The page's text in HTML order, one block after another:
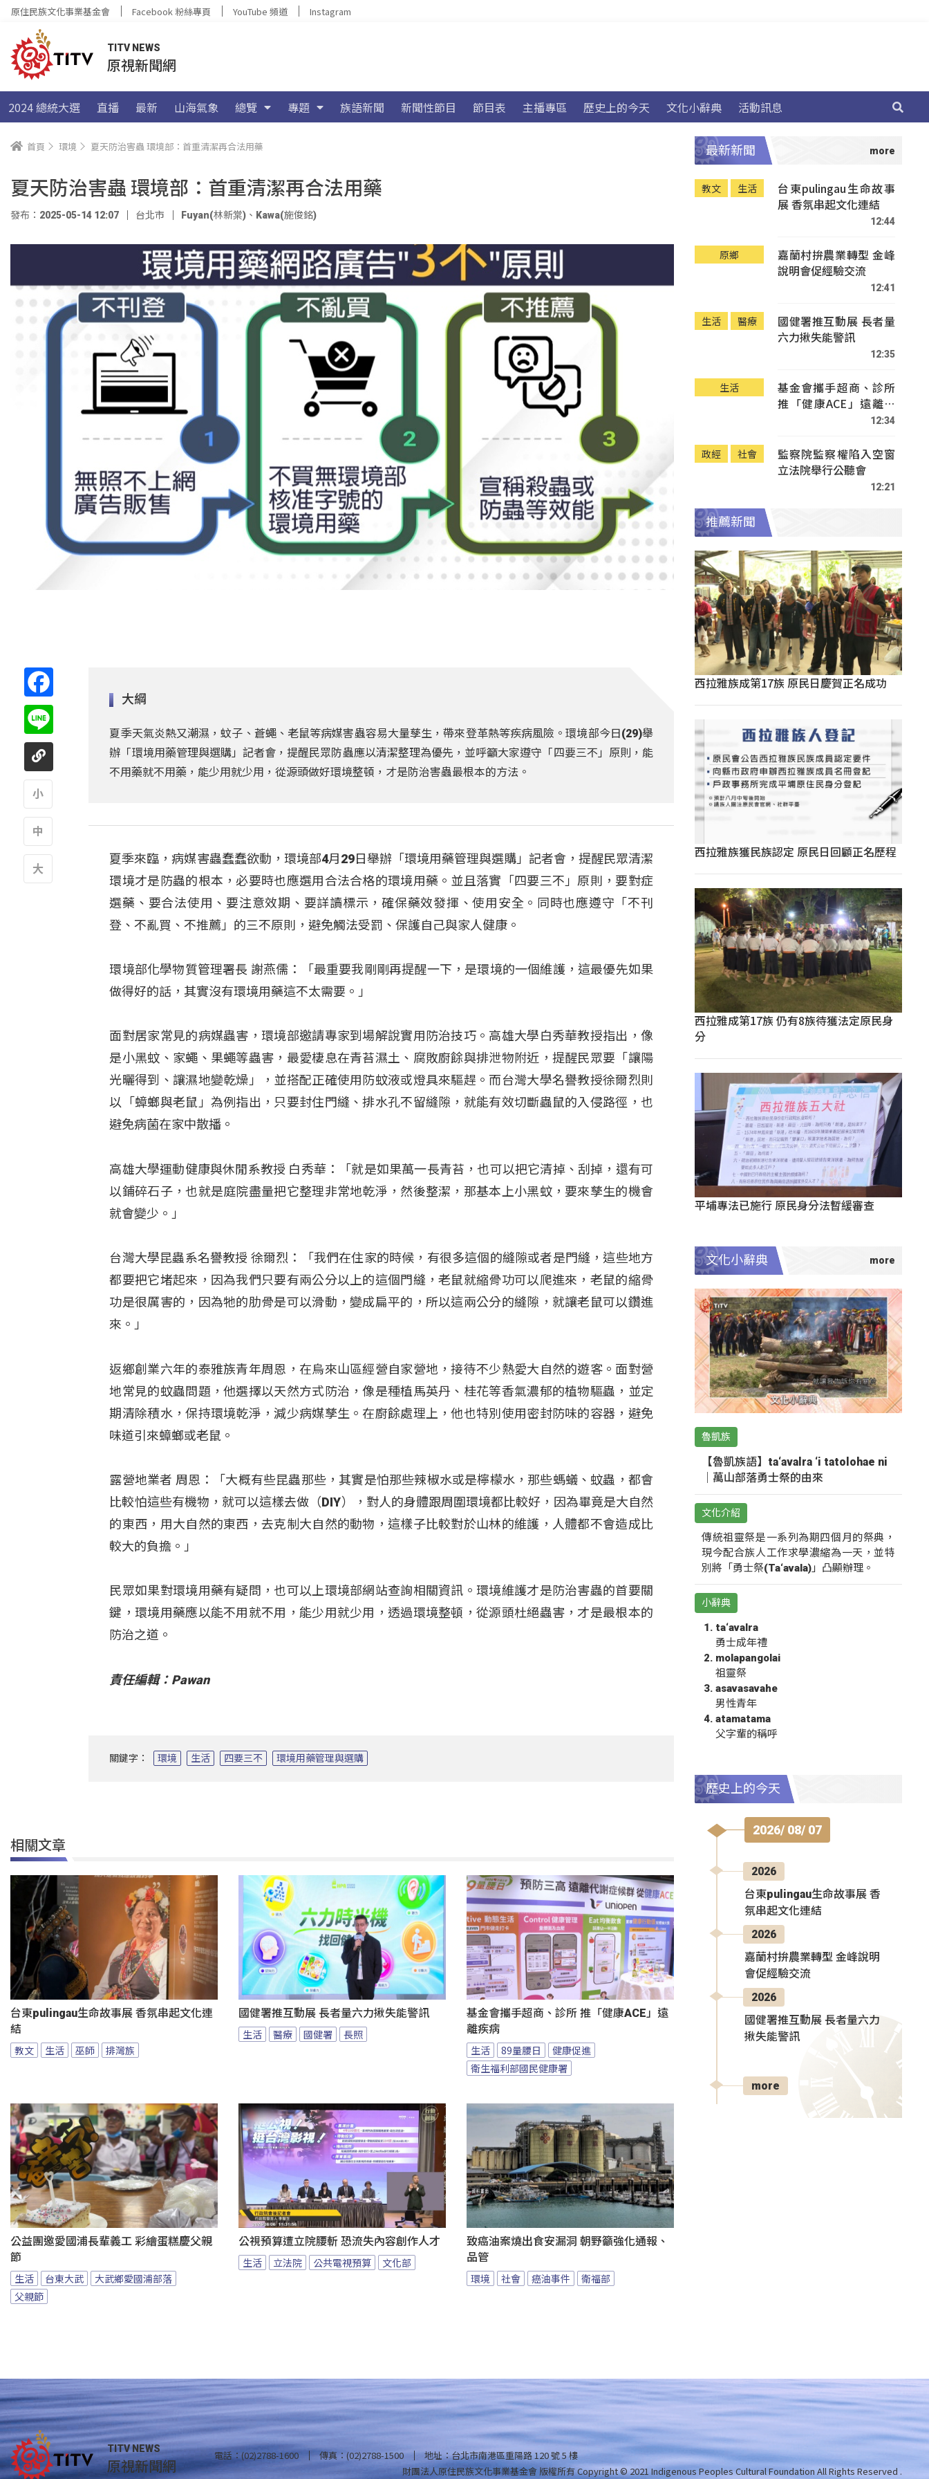
原住民族文化事業基金會 Facebook 粉絲專頁 YouTube 頻道 Instagram
TITV NEWS
原視新聞網
2024 總統大選 直播 最新 山海氣象 總覽 專題 族語新聞 新聞性節目 節目表 主播專區 歷史上的今天 文化小辭典 活動訊息
首頁 環境 夏天防治害蟲 環境部：首重清潔再合法用藥
夏天防治害蟲 環境部：首重清潔再合法用藥
發布：2025-05-14 12:07 台北市 Fuyan(林新棠) 、 Kawa(施俊銘)
大綱
夏季天氣炎熱又潮濕，蚊子、蒼蠅、老鼠等病媒害蟲容易大量孳生，帶來登革熱等疾病風險。環境部今日(29)舉
辦「環境用藥管理與選購」記者會，提醒民眾防蟲應以清潔整理為優先，並呼籲大家遵守「四要三不」原則，能
不用藥就不用藥，能少用就少用，從源頭做好環境整頓，才是防治害蟲最根本的方法。
夏季來臨，病媒害蟲蠢蠢欲動，環境部4月29日舉辦「環境用藥管理與選購」記者會，提醒民眾清潔
環境才是防蟲的根本，必要時也應選用合法合格的環境用藥。並且落實「四要三不」原則，要對症
選藥、要合法使用、要注意效期、要詳讀標示，確保藥效發揮、使用安全。同時也應遵守「不刊
登、不亂買、不推薦」的三不原則，避免觸法受罰、保護自己與家人健康。
環境部化學物質管理署長 謝燕儒：「最重要我剛剛再提醒一下，是環境的一個維護，這最優先如果
做得好的話，其實沒有環境用藥這不太需要。」
面對居家常見的病媒蟲害，環境部邀請專家到場解說實用防治技巧。高雄大學白秀華教授指出，像
是小黑蚊、家蠅、果蠅等蟲害，最愛棲息在青苔濕土、腐敗廚餘與排泄物附近，提醒民眾要「讓陽
光曬得到、讓濕地變乾燥」，並搭配正確使用防蚊液或燈具來驅趕。而台灣大學名譽教授徐爾烈則
以「蟑螂與老鼠」為例指出，只要封住門縫、排水孔不留縫隙，就能有效切斷蟲鼠的入侵路徑，也
避免病菌在家中散播。
高雄大學運動健康與休閒系教授 白秀華：「就是如果萬一長青苔，也可以把它清掉、刮掉，還有可
以鋪碎石子，也就是庭院盡量把它整理非常地乾淨，然後整潔，那基本上小黑蚊，要來孳生的機會
就會變少。」
台灣大學昆蟲系名譽教授 徐爾烈：「我們在住家的時候，有很多這個的縫隙或者是門縫，這些地方
都要把它堵起來，因為我們只要有兩公分以上的這個門縫，老鼠就縮骨功可以爬進來，老鼠的縮骨
功是很厲害的，因為牠的肋骨是可以滑動，變成扁平的，所以這兩公分的縫隙，就讓老鼠可以鑽進
來。」
返鄉創業六年的泰雅族青年周恩，在烏來山區經營自家營地，接待不少熱愛大自然的遊客。面對營
地常見的蚊蟲問題，他選擇以天然方式防治，像是種植馬英丹、桂花等香氣濃郁的植物驅蟲，並定
期清除積水，保持環境乾淨，減少病媒孳生。在廚餘處理上，他也特別使用密封防味的容器，避免
味道引來蟑螂或老鼠。
露營地業者 周恩：「大概有些昆蟲那些，其實是怕那些辣椒水或是檸檬水，那些螞蟻、蚊蟲，都會
比較怕這些有機物，就可以這樣去做（DIY），對人的身體跟周圍環境都比較好，因為畢竟是大自然
的東西，用大自然的東西，去克制大自然的動物，這樣子比較對於山林的維護，人體都不會造成比
較大的負擔。」
民眾如果對環境用藥有疑問，也可以上環境部網站查詢相關資訊。環境維護才是防治害蟲的首要關
鍵，環境用藥應以能不用就不用，能少用就少用，透過環境整頓，從源頭杜絕蟲害，才是最根本的
防治之道。
責任編輯：Pawan
關鍵字： 環境 生活 四要三不 環境用藥管理與選購
相關文章
台東pulingau生命故事展 香氛串起文化連
結
教文 生活 巫師 排灣族
國健署推互動展 長者量六力揪失能警訊
生活 醫療 國健署 長照
基金會攜手超商、診所 推「健康ACE」遠
離疾病
生活 89量腰日
健康促進
衛生福利部國民健康署
公益團邀愛國浦長輩義工 彩繪蛋糕慶父親
節
生活 台東大武
大武鄉愛國浦部落
父親節
公視預算遭立院腰斬 恐流失內容創作人才
生活 立法院 公共電視預算 文化部
致癌油案燒出食安漏洞 朝野籲強化通報、
品管
環境 社會 癌油事件 衛福部
最新新聞
教文 生活
台東pulingau生命故事
展 香氛串起文化連結
12:44
原鄉
嘉蘭村拚農業轉型 金峰
說明會促經驗交流
12:41
生活 醫療
國健署推互動展 長者量
六力揪失能警訊
12:35
生活
基金會攜手超商、診所
推「健康ACE」遠離疾
12:34
政經 社會
監察院監察權陷入空窗
立法院舉行公聽會
12:21
推薦新聞
西拉雅族成第17族 原民日慶賀正名成功
西拉雅族獲民族認定 原民日回顧正名歷程
西拉雅成第17族 仍有8族待獲法定原民身
分
平埔專法已施行 原民身分法暫緩審查
文化小辭典
魯凱族
【魯凱族語】ta‘avalra ‘i tatolohae ni
｜萬山部落勇士祭的由來
文化介紹
傳統祖靈祭是一系列為期四個月的祭典，
現今配合族人工作求學濃縮為一天，並特
別將「勇士祭(Ta‘avala)」凸顯辦理。
小辭典
ta‘avalra
勇士成年禮
molapangolai
祖靈祭
asavasavahe
男性青年
atamatama
父字輩的稱呼
歷史上的今天
2026/ 08/ 07
2026
台東pulingau生命故事展 香
氛串起文化連結
2026
嘉蘭村拚農業轉型 金峰說明
會促經驗交流
2026
國健署推互動展 長者量六力
揪失能警訊
more
TITV NEWS
原視新聞網 電話：(02)2788-1600 傳真：(02)2788-1500
地址：台北市南港區重陽路 120 號 5 樓
財團法人原住民族文化事業基金會 版權所有Copyright © 2021 Indigenous Peoples Cultural Foundation All Rights Reserved .